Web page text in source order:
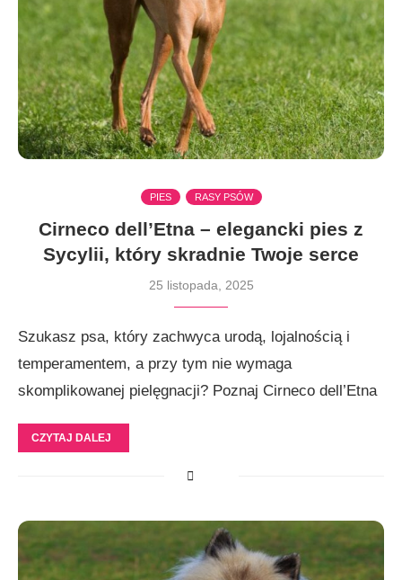
PIES RASY PSÓW
Cirneco dell’Etna – elegancki pies z
Sycylii, który skradnie Twoje serce
25 listopada, 2025
Szukasz psa, który zachwyca urodą, lojalnością i
temperamentem, a przy tym nie wymaga
skomplikowanej pielęgnacji? Poznaj Cirneco dell’Etna
CZYTAJ DALEJ